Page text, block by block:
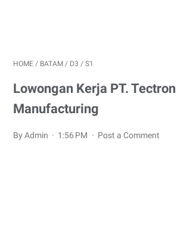
HOME / BATAM / D3 / S1
Lowongan Kerja PT. Tectron
Manufacturing
By Admin 1:56 PM Post a Comment